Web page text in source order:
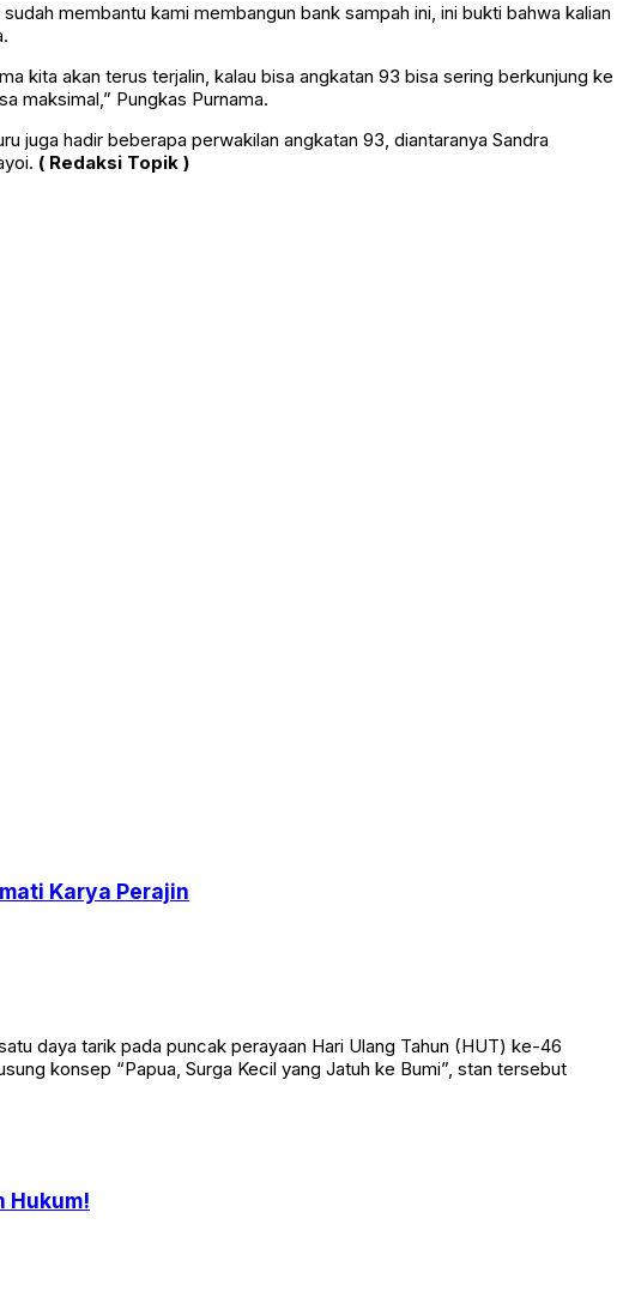
membantu kami membangun bank sampah ini, ini bukti bahwa kalian
kita akan terus terjalin, kalau bisa angkatan 93 bisa sering berkunjung ke
maksimal,” Pungkas Purnama.
juga hadir beberapa perwakilan angkatan 93, diantaranya Sandra
( Redaksi Topik )
Karya Perajin
daya tarik pada puncak perayaan Hari Ulang Tahun (HUT) ke-46
konsep “Papua, Surga Kecil yang Jatuh ke Bumi”, stan tersebut
Hukum!